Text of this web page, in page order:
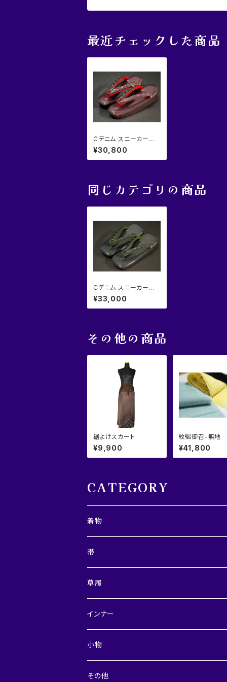
最近チェックした商品
Cデニム スニーカー草
履 レディース
¥30,800
同じカテゴリの商品
Cデニム スニーカー草
履 メンズ
¥33,000
その他の商品
裾よけスカート
¥9,900
紋絽御召-無地
¥41,800
CATEGORY
着物
レディース
メンズ
帯
兵児帯
半巾帯
角帯・つくり角帯
草履
レディース
メンズ
インナー
レディース
裾よけスカート
メンズ
小物
デニム小物
その他